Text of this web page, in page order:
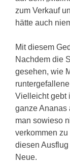
zum Verkauf
hätte auch
Mit diesem
Nachdem die
gesehen, wie
Vielleicht gebt
ganze Ananas
man sowieso
verkommen
diesen
Neue.